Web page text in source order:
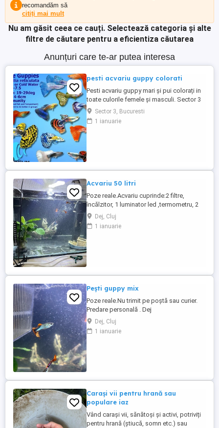
recomandăm să
citiți mai mult
Nu am găsit ceea ce cauți. Selectează categoria și alte
filtre de căutare pentru a eficientiza căutarea
Anunțuri care te-ar putea interesa
pesti acvariu guppy colorati
Pesti acvariu guppy mari și pui colorați in
toate culorile femele și masculi. Sector 3
Sector 3, Bucuresti
1 ianuarie
Acvariu 50 litri
Poze reale.Acvariu cuprinde:2 filtre,
încălzitor, 1 luminator led ,termometru, 2
bărcuțe, 1 planta anubias și 15 pești
Guppy.predare personală. Dej
Dej, Cluj
1 ianuarie
Pești guppy mix
Poze reale.Nu trimit pe poștă sau curier.
Predare personală . Dej
Dej, Cluj
1 ianuarie
Carași vii pentru hrană sau
populare iaz
Vând carași vii, sănătoși și activi, potriviți
pentru hrană (știucă, somn etc.) sau